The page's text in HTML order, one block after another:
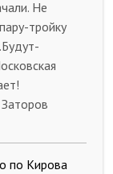
Не
тройку
по Кирова